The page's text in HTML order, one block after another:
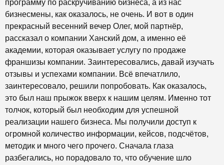
программу по раскручиванию бизнеса, а из нас
бизнесмены, как оказалось, не очень. И вот в один
прекрасный весенний вечер Олег, мой партнёр,
рассказал о компании Ханский дом, а именно её
академии, которая оказывает услугу по продаже
франшизы компании. Заинтересовались, давай изучать
отзывы и успехами компании. Всё впечатлило,
заинтересовало, решили попробовать. Как оказалось,
это был наш прыжок вверх к нашим целям. Именно тот
толчок, который был необходим для успешной
реализации нашего бизнеса. Мы получили доступ к
огромной количество информации, кейсов, подсчётов,
методик и много чего прочего. Сначала глаза
разбегались, но порадовало то, что обучение шло